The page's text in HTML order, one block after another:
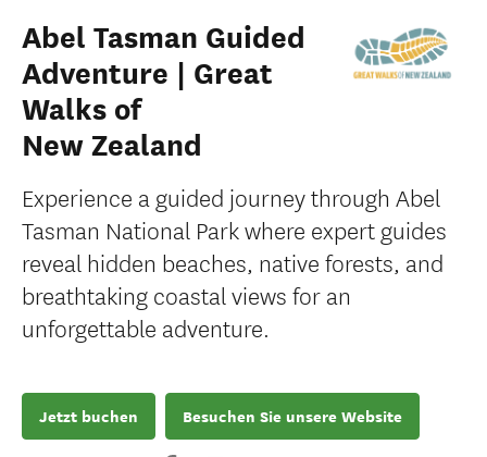
Abel Tasman Guided
Adventure | Great
Walks of
New Zealand
Experience a guided journey through Abel
Tasman National Park where expert guides
reveal hidden beaches, native forests, and
breathtaking coastal views for an
unforgettable adventure.
Jetzt buchen Besuchen Sie unsere Website